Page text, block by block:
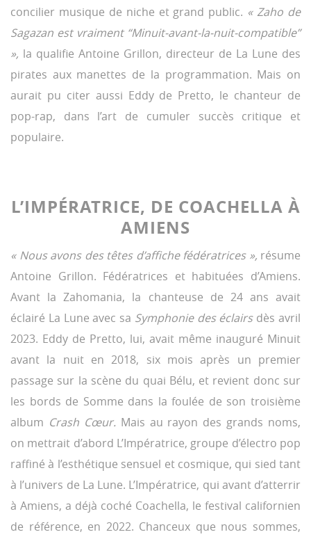
concilier musique de niche et grand public. « Zaho de
Sagazan est vraiment “Minuit-avant-la-nuit-compatible”
», la qualifie Antoine Grillon, directeur de La Lune des
pirates aux manettes de la programmation. Mais on
aurait pu citer aussi Eddy de Pretto, le chanteur de
pop-rap, dans l’art de cumuler succès critique et
populaire.
L’IMPÉRATRICE, DE COACHELLA À
AMIENS
« Nous avons des têtes d’affiche fédératrices », résume
Antoine Grillon. Fédératrices et habituées d’Amiens.
Avant la Zahomania, la chanteuse de 24 ans avait
éclairé La Lune avec sa Symphonie des éclairs dès avril
2023. Eddy de Pretto, lui, avait même inauguré Minuit
avant la nuit en 2018, six mois après un premier
passage sur la scène du quai Bélu, et revient donc sur
les bords de Somme dans la foulée de son troisième
album Crash Cœur. Mais au rayon des grands noms,
on mettrait d’abord L’Impératrice, groupe d’électro pop
raffiné à l’esthétique sensuel et cosmique, qui sied tant
à l’univers de La Lune. L’Impératrice, qui avant d’atterrir
à Amiens, a déjà coché Coachella, le festival californien
de référence, en 2022. Chanceux que nous sommes,